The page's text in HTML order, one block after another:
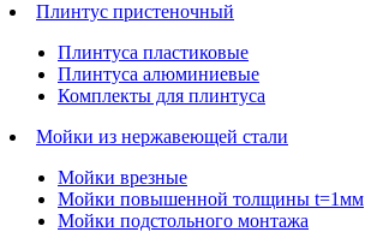
Плинтус пристеночный
Плинтуса пластиковые
Плинтуса алюминиевые
Комплекты для плинтуса
Мойки из нержавеющей стали
Мойки врезные
Мойки повышенной толщины t=1мм
Мойки подстольного монтажа